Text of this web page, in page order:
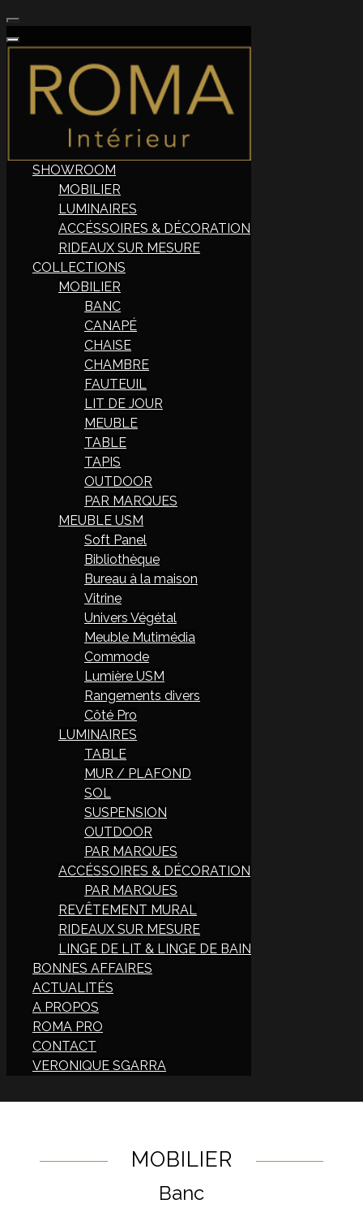
SHOWROOM
MOBILIER
LUMINAIRES
ACCÉSSOIRES & DÉCORATION
RIDEAUX SUR MESURE
COLLECTIONS
MOBILIER
BANC
CANAPÉ
CHAISE
CHAMBRE
FAUTEUIL
LIT DE JOUR
MEUBLE
TABLE
TAPIS
OUTDOOR
PAR MARQUES
MEUBLE USM
Soft Panel
Bibliothèque
Bureau à la maison
Vitrine
Univers Végétal
Meuble Mutimédia
Commode
Lumière USM
Rangements divers
Côté Pro
LUMINAIRES
TABLE
MUR / PLAFOND
SOL
SUSPENSION
OUTDOOR
PAR MARQUES
ACCÉSSOIRES & DÉCORATION
PAR MARQUES
REVÊTEMENT MURAL
RIDEAUX SUR MESURE
LINGE DE LIT & LINGE DE BAIN
BONNES AFFAIRES
ACTUALITÉS
A PROPOS
ROMA PRO
CONTACT
VERONIQUE SGARRA
MOBILIER
Banc